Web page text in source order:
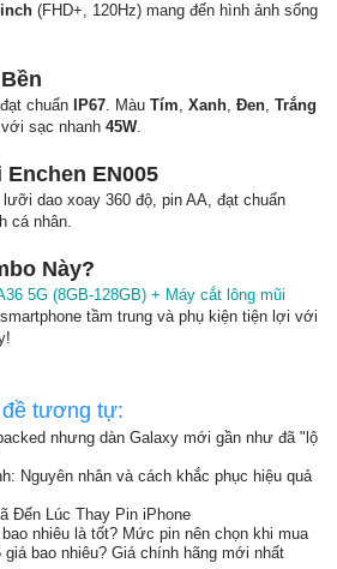
(FHD+, 120Hz) mang đến hình ảnh sống
chuẩn IP67. Màu Tím, Xanh, Đen, Trắng
với sạc nhanh 45W.
EN005
lưỡi dao xoay 360 độ, pin AA, đạt chuẩn
cá nhân.
Này?
5G (8GB-128GB) + Máy cắt lông mũi
tầm trung và phụ kiện tiện lợi với
tương tự:
nhưng dàn Galaxy mới gần như đã "lộ
Nguyên nhân và cách khắc phục hiệu quả
Đến Lúc Thay Pin iPhone
nhiêu là tốt? Mức pin nên chọn khi mua
bao nhiêu? Giá chính hãng mới nhất